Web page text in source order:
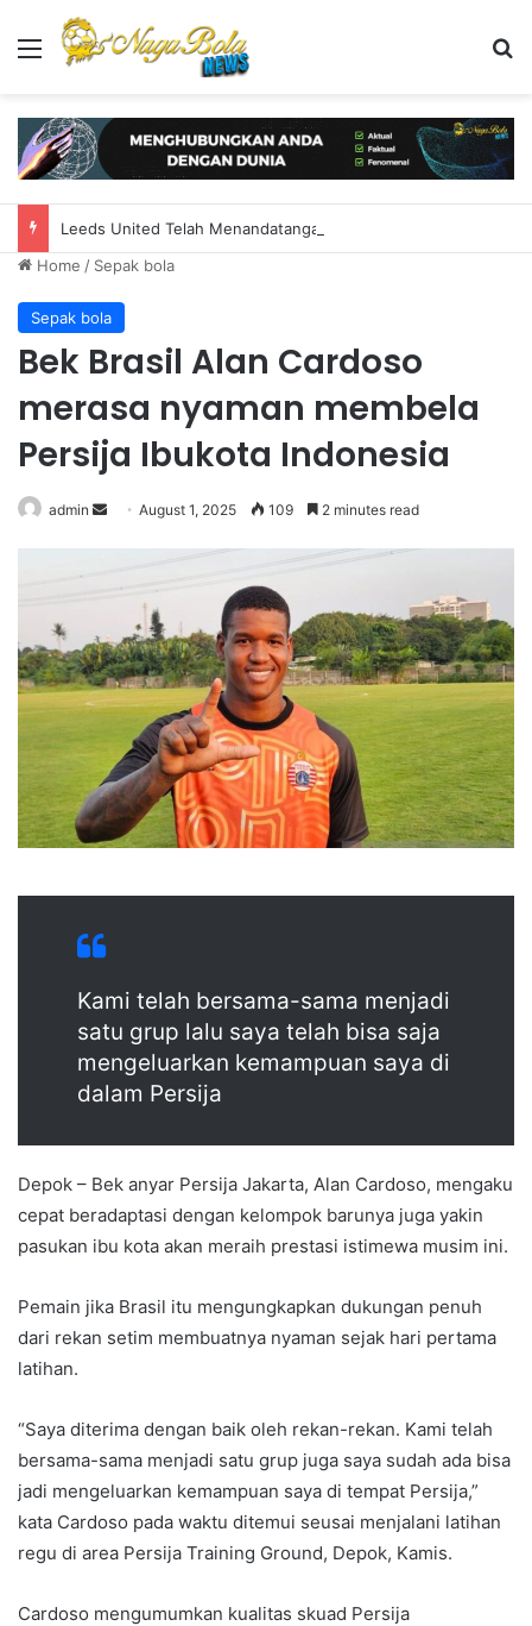
Menu
Home / Sepak bola
Sepak bola
Bek Brasil Alan Cardoso
merasa nyaman membela
Persija Ibukota Indonesia
admin
n
e
m
i
l
August 1, 2025 109 2 minutes read
Kami telah bersama-sama menjadi
satu grup lalu saya telah bisa saja
mengeluarkan kemampuan saya di
dalam Persija
Depok – Bek anyar Persija Jakarta, Alan Cardoso, mengaku
cepat beradaptasi dengan kelompok barunya juga yakin
pasukan ibu kota akan meraih prestasi istimewa musim ini.
Pemain jika Brasil itu mengungkapkan dukungan penuh
dari rekan setim membuatnya nyaman sejak hari pertama
latihan.
“Saya diterima dengan baik oleh rekan-rekan. Kami telah
bersama-sama menjadi satu grup juga saya sudah ada bisa
jadi mengeluarkan kemampuan saya di tempat Persija,”
kata Cardoso pada waktu ditemui seusai menjalani latihan
regu di area Persija Training Ground, Depok, Kamis.
Cardoso mengumumkan kualitas skuad Persija